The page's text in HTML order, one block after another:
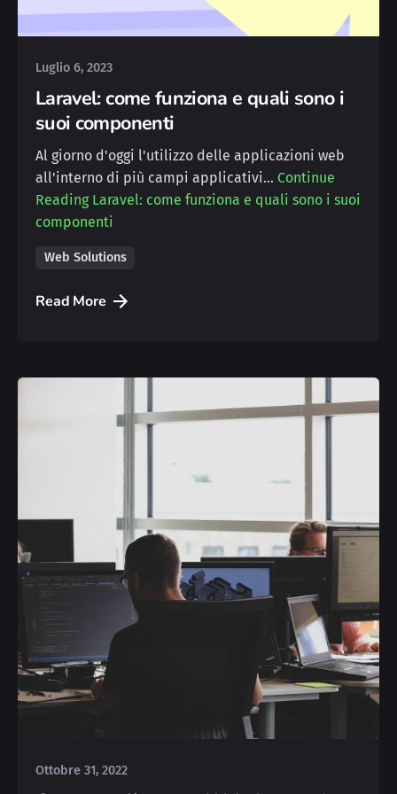
Mattia
Luglio 6, 2023
Laravel: come funziona e quali sono i
suoi componenti
Al giorno d'oggi l'utilizzo delle applicazioni web
all'interno di più campi applicativi… Continue
ReadingLaravel: come funziona e quali sono i suoi
componenti
Web Solutions
Read More
Posted by
Ottobre 31, 2022